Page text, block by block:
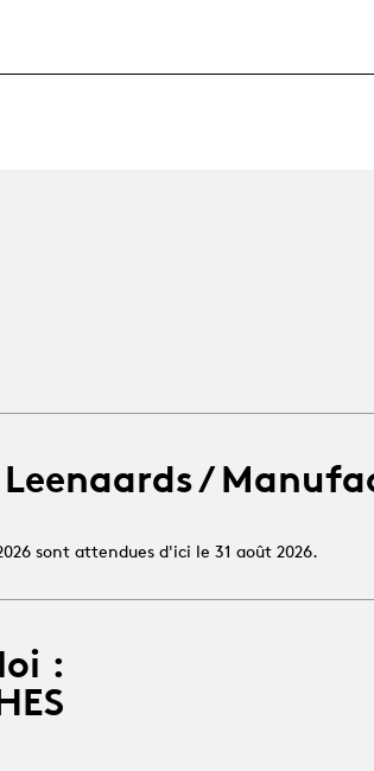
/
sont attendues d'ici le 31 août 2026.
: